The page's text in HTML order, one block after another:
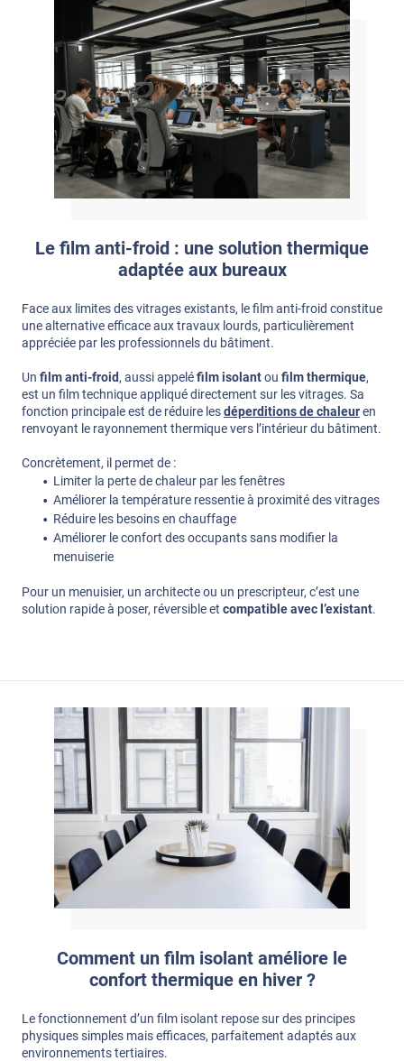
Le film anti-froid : une solution thermique
adaptée aux bureaux
Face aux limites des vitrages existants, le film anti-froid constitue
une alternative efficace aux travaux lourds, particulièrement
appréciée par les professionnels du bâtiment.
Un film anti-froid, aussi appeléfilm isolantou film thermique,
est un film technique appliqué directement sur les vitrages. Sa
fonction principale est de réduire lesdéperditions de chaleuren
renvoyant le rayonnement thermique vers l’intérieur du bâtiment.
Concrètement, il permet de :
Limiter la perte de chaleur par les fenêtres
Améliorer la température ressentie à proximité des vitrages
Réduire les besoins en chauffage
Améliorer le confort des occupants sans modifier la
menuiserie
Pour un menuisier, un architecte ou un prescripteur, c’est une
solution rapide à poser, réversible et compatible avec l’existant.
Comment un film isolant améliore le
confort thermique en hiver ?
Le fonctionnement d’un film isolant repose sur des principes
physiques simples mais efficaces, parfaitement adaptés aux
environnements tertiaires.